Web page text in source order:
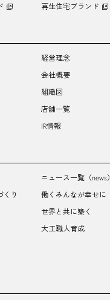
再生住宅ブランド
経営理念
会社概要
組織図
店舗一覧
IR情報
ニュース一覧（news）
り
働くみんなが幸せに
世界と共に築く
大工職人育成